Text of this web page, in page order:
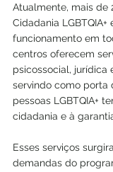
Atualmente, mais de
Cidadania LGBTQIA+
funcionamento em
centros oferecem
psicossocial, jurídica
servindo como porta
pessoas LGBTQIA+
cidadania e à
Esses serviços
demandas do